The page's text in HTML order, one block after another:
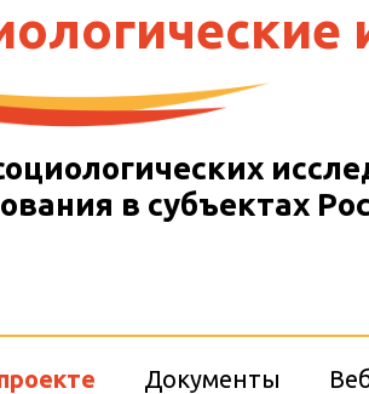
в субъектах
Документы